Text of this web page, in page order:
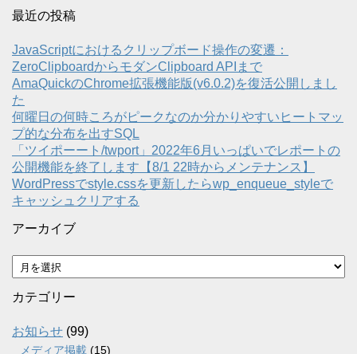
最近の投稿
JavaScriptにおけるクリップボード操作の変遷：
ZeroClipboardからモダンClipboard APIまで
AmaQuickのChrome拡張機能版(v6.0.2)を復活公開しまし
た
何曜日の何時ころがピークなのか分かりやすいヒートマッ
プ的な分布を出すSQL
「ツイポーート/twport」2022年6月いっぱいでレポートの
公開機能を終了します【8/1 22時からメンテナンス】
WordPressでstyle.cssを更新したらwp_enqueue_styleで
キャッシュクリアする
アーカイブ
ア
ー
カ
ブ
カテゴリー
お知らせ (99)
メディア掲載 (15)